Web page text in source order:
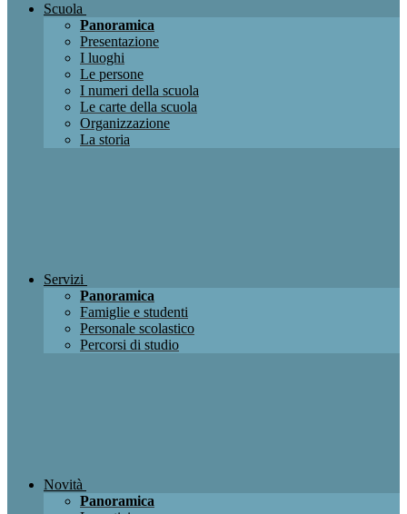
Scuola
Panoramica
Presentazione
I luoghi
Le persone
I numeri della scuola
Le carte della scuola
Organizzazione
La storia
Servizi
Panoramica
Famiglie e studenti
Personale scolastico
Percorsi di studio
Novità
Panoramica